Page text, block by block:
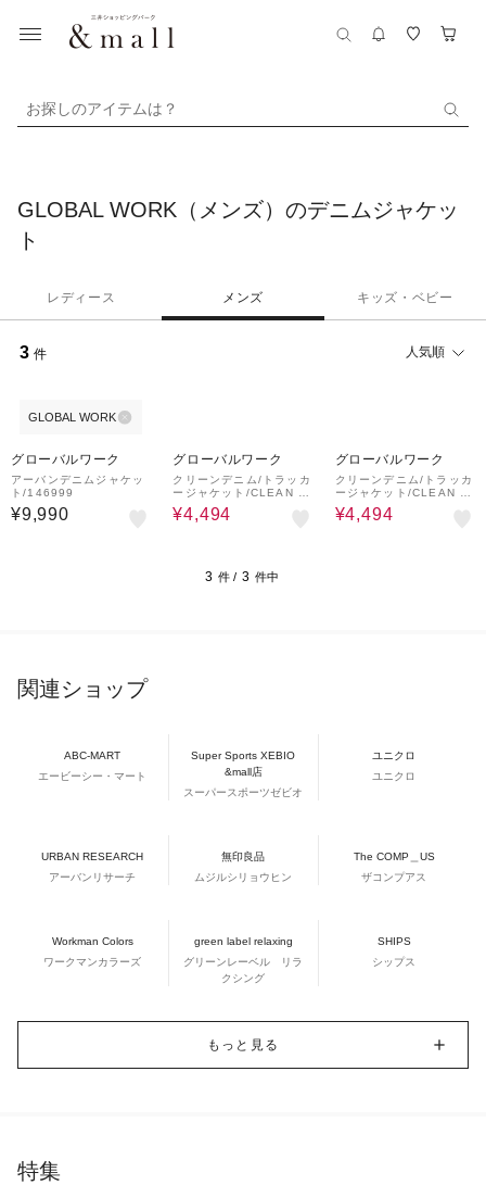
お探しのアイテムは？
GLOBAL WORK（メンズ）のデニムジャケッ
ト
レディース メンズ キッズ・ベビー
3 件 人気順
GLOBAL WORK
グローバルワーク
アーバンデニムジャケッ
ト/146999
¥9,990
グローバルワーク
クリーンデニム/トラッカ
ージャケット/CLEAN M
ODE/646026
¥4,494
グローバルワーク
クリーンデニム/トラッカ
ージャケット/CLEAN M
ODE/646026
¥4,494
3 件 / 3 件中
関連ショップ
ABC-MART
エービーシー・マート
Super Sports XEBIO
&mall店
スーパースポーツゼビオ
ユニクロ
ユニクロ
URBAN RESEARCH
アーバンリサーチ
無印良品
ムジルシリョウヒン
The COMP＿US
ザコンプアス
Workman Colors
ワークマンカラーズ
green label relaxing
グリーンレーベル リラ
クシング
SHIPS
シップス
もっと見る
特集